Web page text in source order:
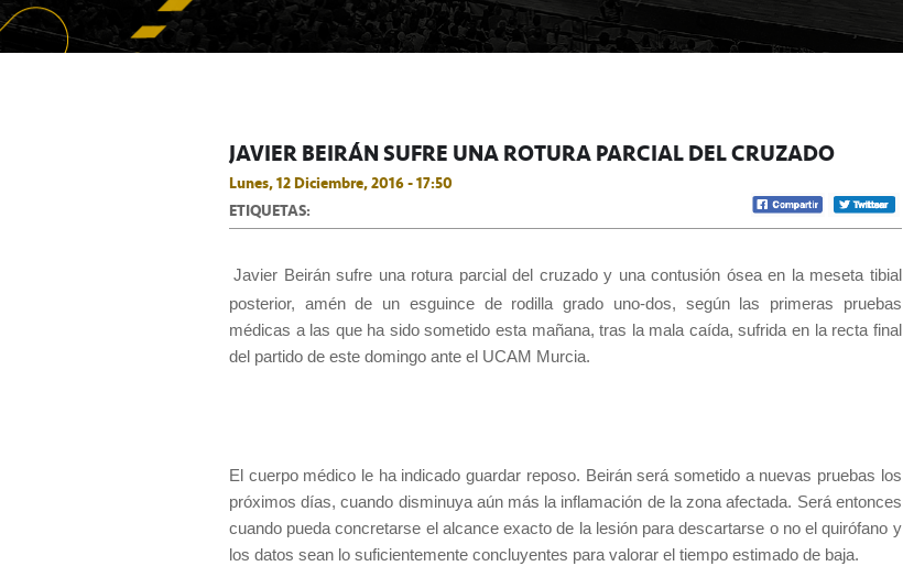
JAVIER BEIRÁN SUFRE UNA ROTURA PARCIAL DEL CRUZADO
Lunes, 12 Diciembre, 2016 - 17:50
ETIQUETAS:
Javier Beirán sufre una rotura parcial del cruzado y una contusión ósea en la meseta tibial
posterior, amén de un esguince de rodilla grado uno-dos, según las primeras pruebas
médicas a las que ha sido sometido esta mañana, tras la mala caída, sufrida en la recta final
del partido de este domingo ante el UCAM Murcia.
El cuerpo médico le ha indicado guardar reposo. Beirán será sometido a nuevas pruebas los
próximos días, cuando disminuya aún más la inflamación de la zona afectada. Será entonces
cuando pueda concretarse el alcance exacto de la lesión para descartarse o no el quirófano y
los datos sean lo suficientemente concluyentes para valorar el tiempo estimado de baja.